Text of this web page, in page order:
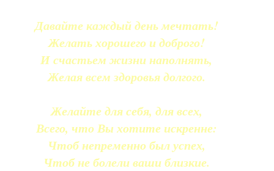
Давайте каждый день мечтать!
Желать хорошего и доброго!
И счастьем жизни наполнять,
Желая всем здоровья долгого.
Желайте для себя, для всех,
Всего, что Вы хотите искренне:
Чтоб непременно был успех,
Чтоб не болели ваши близкие.